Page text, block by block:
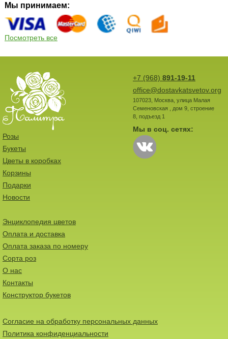
Мы принимаем:
Посмотреть все
+7 (968) 891-19-11
office@dostavkatsvetov.org
107023, Москва, улица Малая
Семеновская , дом 9, строение
8, подъезд 1
Мы в соц. сетях:
Розы
Букеты
Цветы в коробках
Корзины
Подарки
Новости
Энциклопедия цветов
Оплата и доставка
Оплата заказа по номеру
Сорта роз
О нас
Контакты
Конструктор букетов
Согласие на обработку персональных данных
Политика конфиденциальности